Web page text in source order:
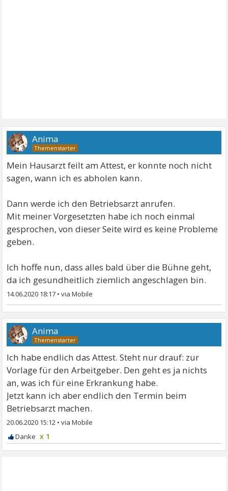
Anima
Mein Hausarzt feilt am Attest, er konnte noch nicht
sagen, wann ich es abholen kann.
Dann werde ich den Betriebsarzt anrufen.
Mit meiner Vorgesetzten habe ich noch einmal
gesprochen, von dieser Seite wird es keine Probleme
geben.
Ich hoffe nun, dass alles bald über die Bühne geht,
da ich gesundheitlich ziemlich angeschlagen bin.
14.06.2020 18:17 •
Anima
Ich habe endlich das Attest. Steht nur drauf: zur
Vorlage für den Arbeitgeber. Den geht es ja nichts
an, was ich für eine Erkrankung habe.
Jetzt kann ich aber endlich den Termin beim
Betriebsarzt machen.
20.06.2020 15:12 •
x 1